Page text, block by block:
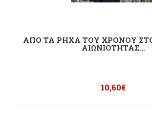
ΑΠΟ ΤΑ ΡΗΧΑ ΤΟΥ ΧΡΟΝΟΥ
ΑΙΩΝΙΟΤΗΤΑΣ…
10,60€